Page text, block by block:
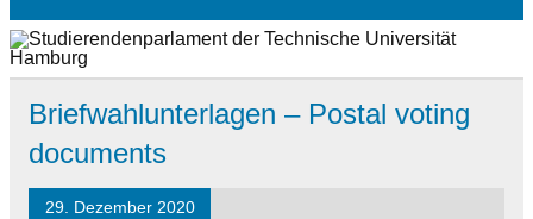
Briefwahlunterlagen – Postal voting
documents
29. Dezember 2020